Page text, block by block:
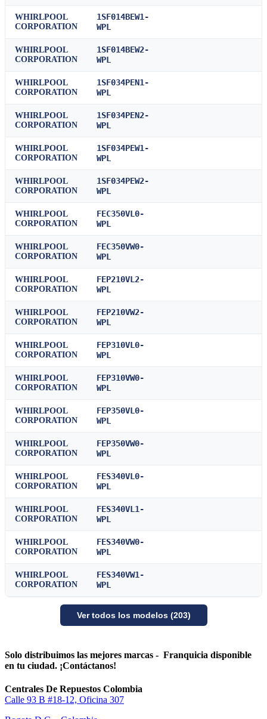
WHIRLPOOL
CORPORATION
1SF014BEW1-
WPL
WHIRLPOOL
CORPORATION
1SF014BEW2-
WPL
WHIRLPOOL
CORPORATION
1SF034PEN1-
WPL
WHIRLPOOL
CORPORATION
1SF034PEN2-
WPL
WHIRLPOOL
CORPORATION
1SF034PEW1-
WPL
WHIRLPOOL
CORPORATION
1SF034PEW2-
WPL
WHIRLPOOL
CORPORATION
FEC350VL0-
WPL
WHIRLPOOL
CORPORATION
FEC350VW0-
WPL
WHIRLPOOL
CORPORATION
FEP210VL2-
WPL
WHIRLPOOL
CORPORATION
FEP210VW2-
WPL
WHIRLPOOL
CORPORATION
FEP310VL0-
WPL
WHIRLPOOL
CORPORATION
FEP310VW0-
WPL
WHIRLPOOL
CORPORATION
FEP350VL0-
WPL
WHIRLPOOL
CORPORATION
FEP350VW0-
WPL
WHIRLPOOL
CORPORATION
FES340VL0-
WPL
WHIRLPOOL
CORPORATION
FES340VL1-
WPL
WHIRLPOOL
CORPORATION
FES340VW0-
WPL
WHIRLPOOL
CORPORATION
FES340VW1-
WPL
Ver todos los modelos (203)
Solo distribuimos las mejores marcas - Franquicia disponible
en tu ciudad. ¡Contáctanos!
Centrales De Repuestos Colombia
Calle 93 B #18-12, Oficina 307